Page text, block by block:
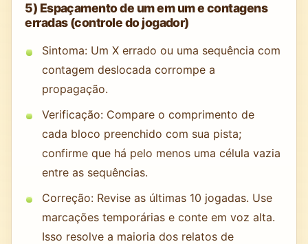
5) Espaçamento de um em um e contagens
erradas (controle do jogador)
Sintoma: Um X errado ou uma sequência com
contagem deslocada corrompe a
propagação.
Verificação: Compare o comprimento de
cada bloco preenchido com sua pista;
confirme que há pelo menos uma célula vazia
entre as sequências.
Correção: Revise as últimas 10 jogadas. Use
marcações temporárias e conte em voz alta.
Isso resolve a maioria dos relatos de